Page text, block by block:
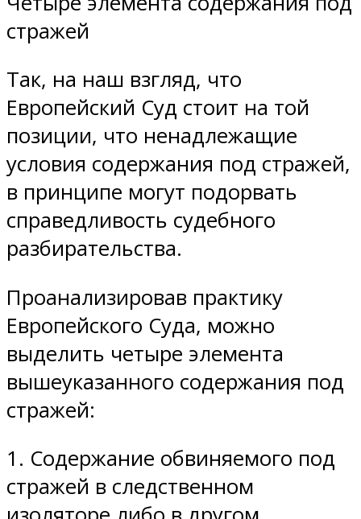
стражей
Так, на наш взгляд, что
Европейский Суд стоит на той
позиции, что ненадлежащие
условия содержания под стражей,
в принципе могут подорвать
справедливость судебного
разбирательства.
Проанализировав практику
Европейского Суда, можно
выделить четыре элемента
вышеуказанного содержания под
стражей:
1. Содержание обвиняемого под
стражей в следственном